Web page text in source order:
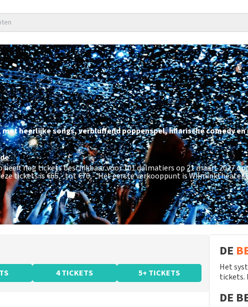
heerlijke songs, verbluffend poppenspel, hilarische comedy en
nog tickets beschikbaar voor 101 dalmatiers op 21 maart 2027 om
tickets is€65,- tot €70,-. Het eerste verkooppunt is Wilminktheater
4 TICKETS 5+ TICKETS
DE
Het
tickets.
DE